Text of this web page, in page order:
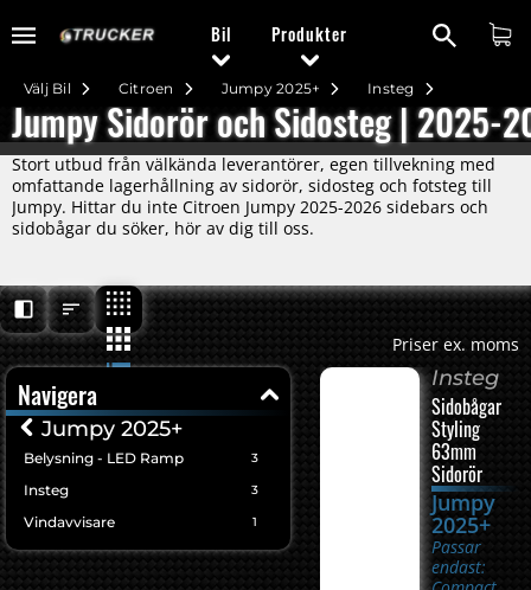
Bil Produkter
Insteg
Jumpy 2025+
Citroen
Välj Bil
Jumpy Sidorör och Sidosteg | 2025-
Stort utbud från välkända leverantörer, egen tillvekning med
omfattande lagerhållning av sidorör, sidosteg och fotsteg till
Jumpy. Hittar du inte Citroen Jumpy 2025-2026 sidebars och
sidobågar du söker, hör av dig till oss.
Priser ex. moms
Navigera
Jumpy 2025+
Belysning - LED Ramp 3
Insteg 3
Vindavvisare 1
Insteg
Sidobågar
Styling
63mm
Sidorör
Jumpy
2025+
Passar
endast: